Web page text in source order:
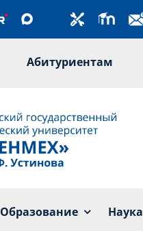
Абитуриентам
Образование Наука